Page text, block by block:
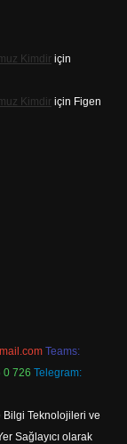
Kimdir için
Kimdir için Figen
Teams:
0 726 Telegram:
Bilgi Teknolojileri ve
Sağlayıcı olarak